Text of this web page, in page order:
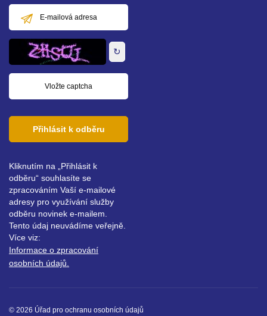
mailová
adresa
↻
Přihlásit k odběru
Kliknutím na „Přihlásit k
odběru“ souhlasíte se
zpracováním Vaší e-mailové
adresy pro využívání služby
odběru novinek e-mailem.
Tento údaj neuvádíme veřejně.
Více viz:
Informace o zpracování
osobních údajů.
© 2026 Úřad pro ochranu osobních údajů